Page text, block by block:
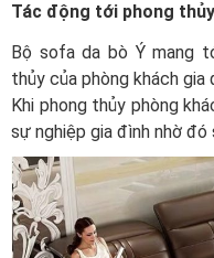
Tác động tới phong
Bộ sofa da bò Ý mang
thủy của phòng khách gia
Khi phong thủy phòng
sự nghiệp gia đình nhờ đó